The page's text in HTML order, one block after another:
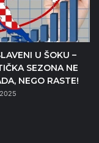
U ŠOKU –
SEZONA NE
NEGO RASTE!